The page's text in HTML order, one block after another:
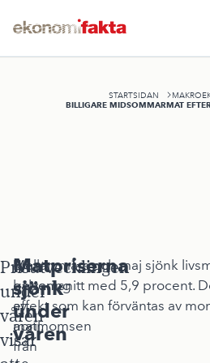
STARTSIDAN
BILLIGARE MIDSOMMARMAT
Prisutvecklingen
under
våren
visar
Matpriserna
sjönk
under
våren
En
halvering
av
matmomsen
från
Mellan mars och maj sjönk
genomsnitt med 5,9 procent.
effekt som kan förväntas av
april.